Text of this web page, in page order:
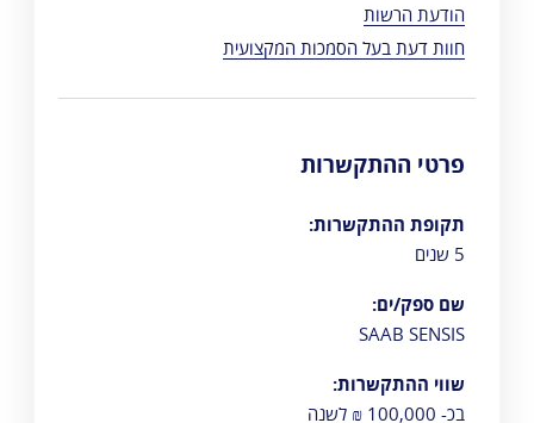
הודעת הרשות
חוות דעת בעל הסמכות המקצועית
פרטי ההתקשרות
תקופת ההתקשרות:
5 שנים
שם ספק/ים:
SAAB SENSIS
שווי ההתקשרות:
בכ- 100,000 ₪ לשנה